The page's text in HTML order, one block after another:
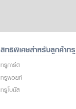
สิทธิพิเศษสำหรับลูกค้าทรู
ทรูการ์ด
ทรูพอยท์
ทรูโบนัส